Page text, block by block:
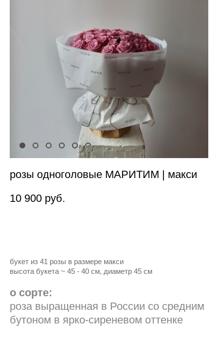
розы одноголовые МАРИТИМ | макси
10 900 pуб.
букет из 41 розы в размере макси
высота букета ~ 45 - 40 см, диаметр 45 см
о сорте:
роза выращенная в России со средним
бутоном в ярко-сиреневом оттенке